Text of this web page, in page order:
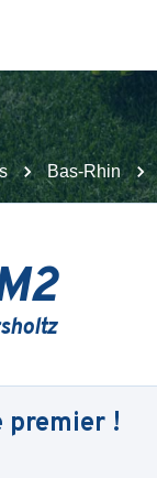
Bas-Rhin
premier !